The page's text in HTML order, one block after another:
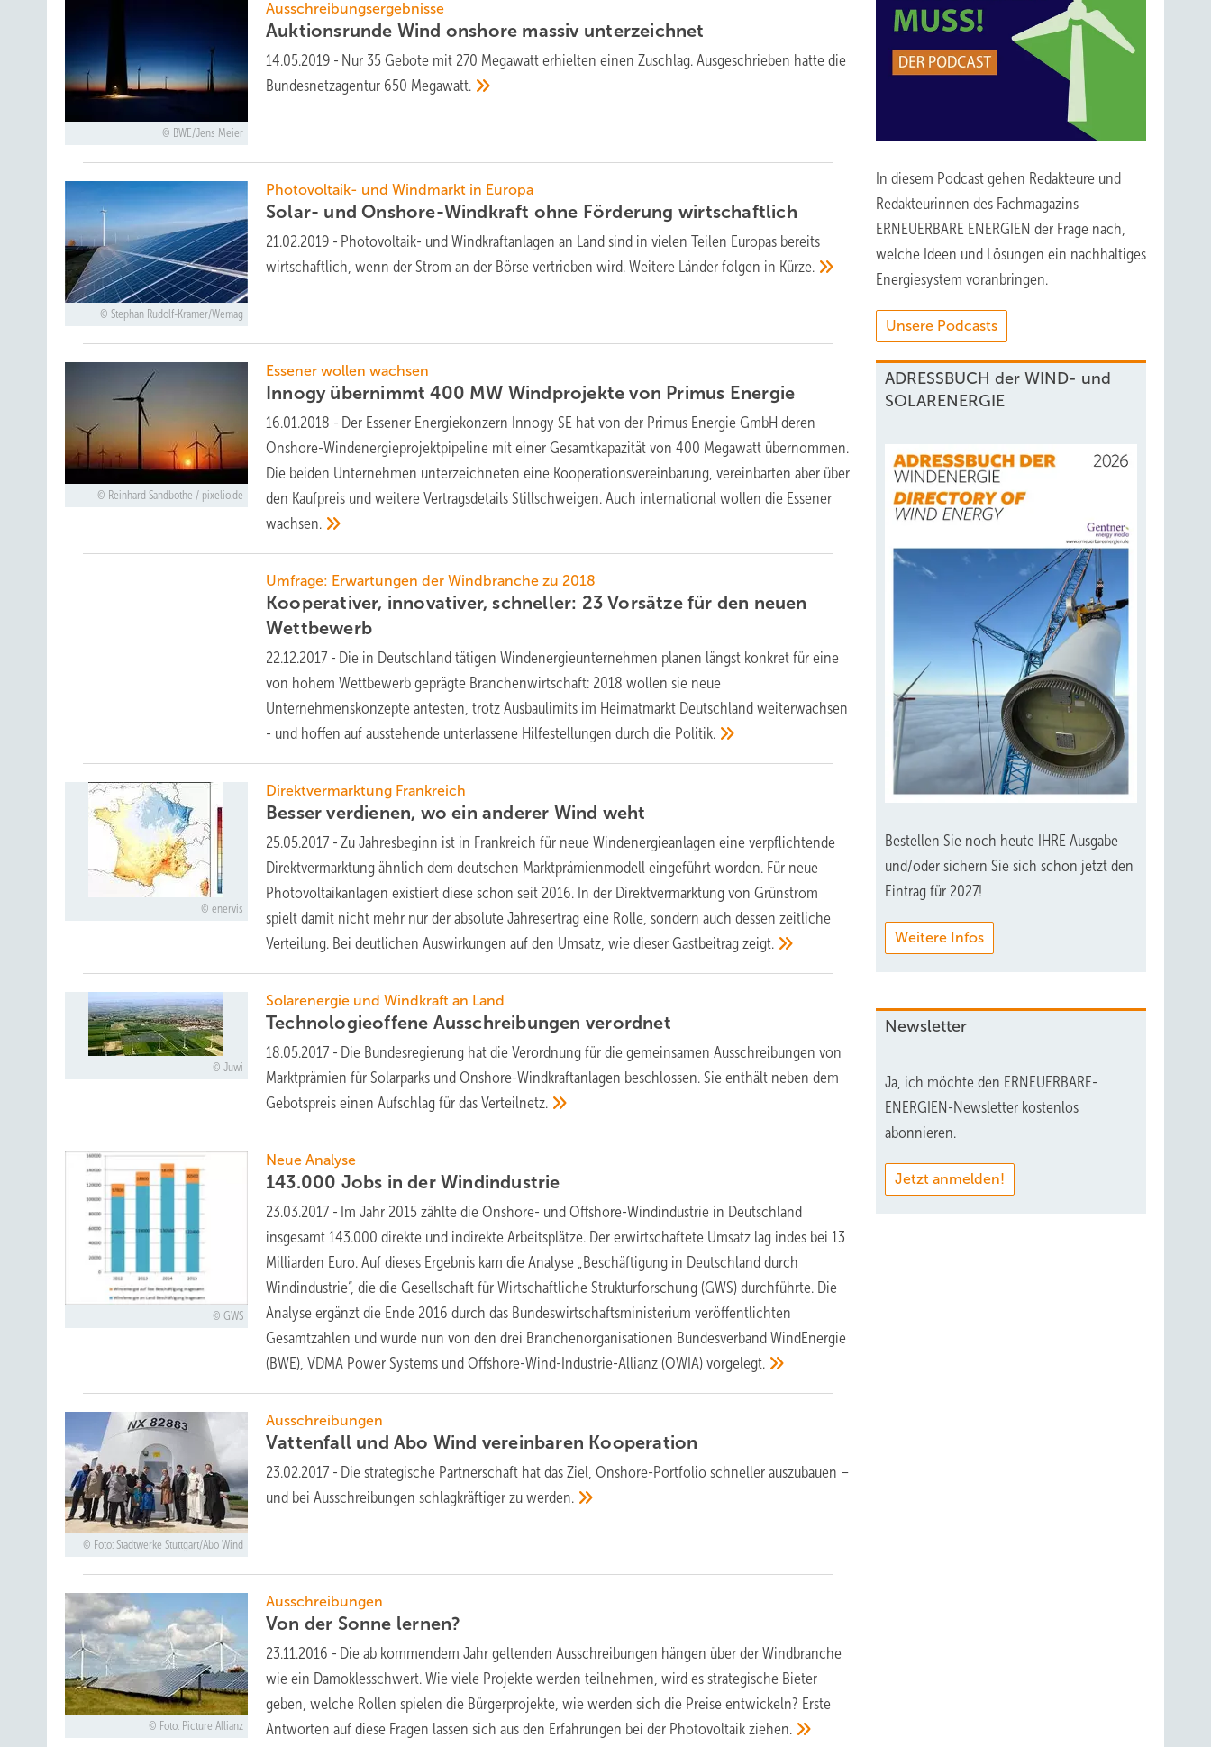
BWE/Jens Meier
Ausschreibungsergebnisse
Auktionsrunde Wind onshore massiv unterzeichnet
14.05.2019 - Nur 35 Gebote mit 270 Megawatt erhielten einen Zuschlag. Ausgeschrieben hatte die
Bundesnetzagentur 650 Megawatt.
Stephan Rudolf-Kramer/Wemag
Photovoltaik- und Windmarkt in Europa
Solar- und Onshore-Windkraft ohne Förderung wirtschaftlich
21.02.2019 - Photovoltaik- und Windkraftanlagen an Land sind in vielen Teilen Europas bereits
wirtschaftlich, wenn der Strom an der Börse vertrieben wird. Weitere Länder folgen in Kürze.
Reinhard Sandbothe / pixelio.de
Essener wollen wachsen
Innogy übernimmt 400 MW Windprojekte von Primus Energie
16.01.2018 - Der Essener Energiekonzern Innogy SE hat von der Primus Energie GmbH deren
Onshore-Windenergieprojektpipeline mit einer Gesamtkapazität von 400 Megawatt übernommen.
Die beiden Unternehmen unterzeichneten eine Kooperationsvereinbarung, vereinbarten aber über
den Kaufpreis und weitere Vertragsdetails Stillschweigen. Auch international wollen die Essener
wachsen.
Umfrage: Erwartungen der Windbranche zu 2018
Kooperativer, innovativer, schneller: 23 Vorsätze für den neuen
Wettbewerb
22.12.2017 - Die in Deutschland tätigen Windenergieunternehmen planen längst konkret für eine
von hohem Wettbewerb geprägte Branchenwirtschaft: 2018 wollen sie neue
Unternehmenskonzepte antesten, trotz Ausbaulimits im Heimatmarkt Deutschland weiterwachsen
- und hoffen auf ausstehende unterlassene Hilfestellungen durch die Politik.
enervis
Direktvermarktung Frankreich
Besser verdienen, wo ein anderer Wind weht
25.05.2017 - Zu Jahresbeginn ist in Frankreich für neue Windenergieanlagen eine verpflichtende
Direktvermarktung ähnlich dem deutschen Marktprämienmodell eingeführt worden. Für neue
Photovoltaikanlagen existiert diese schon seit 2016. In der Direktvermarktung von Grünstrom
spielt damit nicht mehr nur der absolute Jahresertrag eine Rolle, sondern auch dessen zeitliche
Verteilung. Bei deutlichen Auswirkungen auf den Umsatz, wie dieser Gastbeitragzeigt.
Juwi
Solarenergie und Windkraft an Land
Technologieoffene Ausschreibungen verordnet
18.05.2017 - Die Bundesregierung hat die Verordnung für die gemeinsamen Ausschreibungen von
Marktprämien für Solarparks und Onshore-Windkraftanlagen beschlossen. Sie enthält neben dem
Gebotspreis einen Aufschlag für dasVerteilnetz.
GWS
Neue Analyse
143.000 Jobs in derWindindustrie
23.03.2017 - Im Jahr 2015 zählte die Onshore- und Offshore-Windindustrie in Deutschland
insgesamt 143.000 direkte und indirekte Arbeitsplätze. Der erwirtschaftete Umsatz lag indes bei 13
Milliarden Euro. Auf dieses Ergebnis kam die Analyse „Beschäftigung in Deutschland durch
Windindustrie“, die die Gesellschaft für Wirtschaftliche Strukturforschung (GWS) durchführte. Die
Analyse ergänzt die Ende 2016 durch das Bundeswirtschaftsministerium veröffentlichten
Gesamtzahlen und wurde nun von den drei Branchenorganisationen Bundesverband WindEnergie
(BWE), VDMA Power Systems und Offshore-Wind-Industrie-Allianz (OWIA)vorgelegt.
Foto: Stadtwerke Stuttgart/Abo Wind
Ausschreibungen
Vattenfall und Abo Wind vereinbaren Kooperation
23.02.2017 - Die strategische Partnerschaft hat das Ziel, Onshore-Portfolio schneller auszubauen –
und bei Ausschreibungen schlagkräftiger zuwerden.
Foto: Picture Allianz
Ausschreibungen
Von der Sonne lernen?
23.11.2016 - Die ab kommendem Jahr geltenden Ausschreibungen hängen über der Windbranche
wie ein Damoklesschwert. Wie viele Projekte werden teilnehmen, wird es strategische Bieter
geben, welche Rollen spielen die Bürgerprojekte, wie werden sich die Preise entwickeln? Erste
Antworten auf diese Fragen lassen sich aus den Erfahrungen bei der Photovoltaikziehen.
In diesem Podcast gehen Redakteure und
Redakteurinnen des Fachmagazins
ERNEUERBARE ENERGIEN der Frage nach,
welche Ideen und Lösungen ein nachhaltiges
Energiesystem voranbringen.
Unsere Podcasts
ADRESSBUCH der WIND- und
SOLARENERGIE
Bestellen Sie noch heute IHRE Ausgabe
und/oder sichern Sie sich schon jetzt den
Eintrag für 2027!
Weitere Infos
Newsletter
Ja, ich möchte den ERNEUERBARE-
ENERGIEN-Newsletter kostenlos
abonnieren.
Jetzt anmelden!